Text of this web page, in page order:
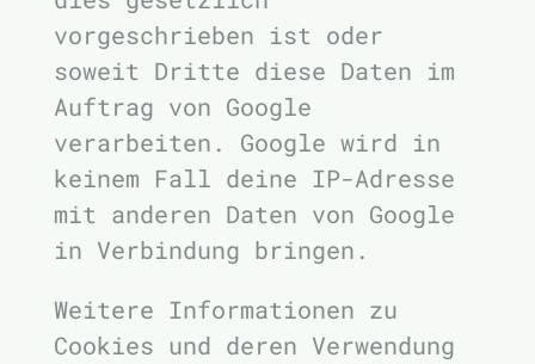
vorgeschrieben ist oder
soweit Dritte diese Daten im
Auftrag von Google
verarbeiten. Google wird in
keinem Fall deine IP-Adresse
mit anderen Daten von Google
in Verbindung bringen.
Weitere Informationen zu
Cookies und deren Verwendung